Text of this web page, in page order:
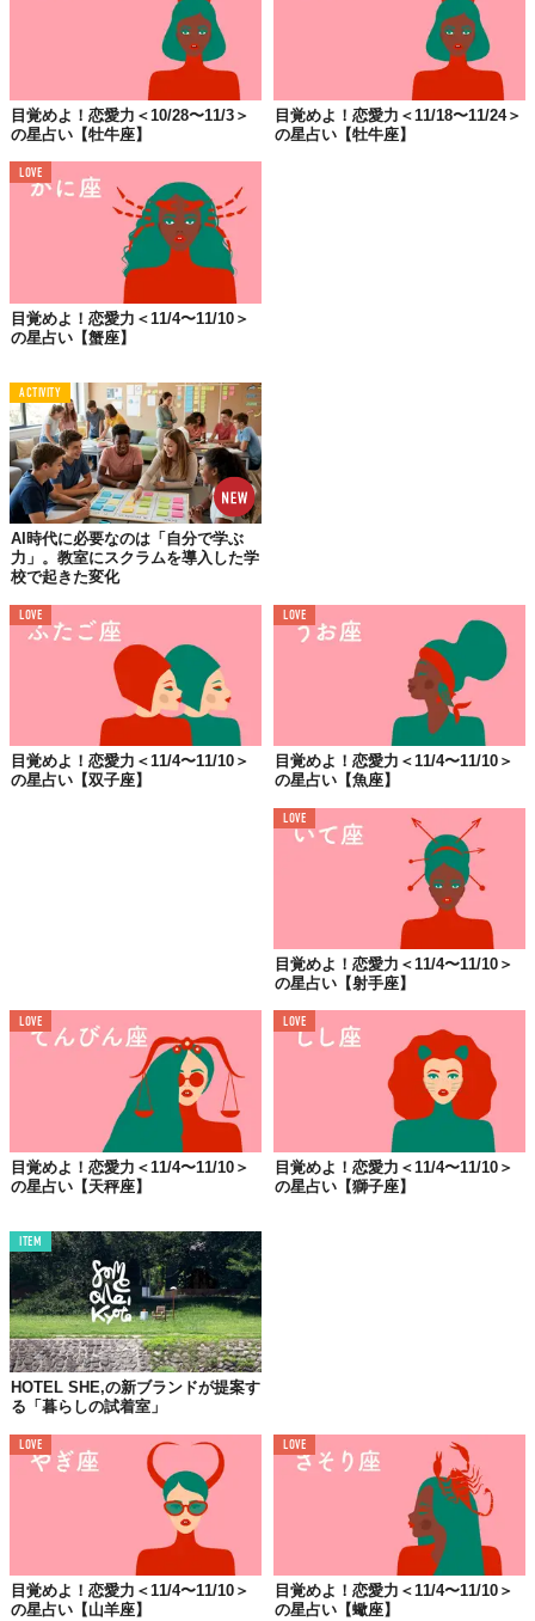
だ、自分の正しさを主張しすぎると、喧嘩も増えそう。そこだけ
、シングルさんは「好き」と言わなくても、その態度から
好意がお相手に伝わりそう。鈍感な方には「〇〇さんが恋人だっ
たら、嬉しいな」くらい、わかりやすい発言をするとよさそう。
カップルさんはグッと仲が深まるとき。本音でモノを言いやすく
なるでしょう。ただ、そこからケンカにもなりがち。大変だけ
ど、それもまた仲よしになるために必要な
、シングルさんは
「もしかして、この人、僕のことが好き
なのかな？」って思っちゃうようなことがあるかもしれません。
そこで調子に乗って、意地悪するのはいただけません。その方を
好きになれないならなれないで、失礼な態度はとらないこと。カ
いてしまうかも。そんなことがあ
やめてもらっていいかな？」と礼儀正しく伝えましょう。
■仕事・全体運
絶対にモノにしたい案件があるなら、なんでも正直に話しすぎ
ず、言っていいこと悪いこと、得になることならないことを区別
しながら、お相手を説得すること。
お心添えはこちらの方から
る強運！美女になる方法』（文藝春秋社刊）。『VOGUE
JAPAN』WEBサイトにて「元ホステス・藤島佑雪が教え
る開運↑美女になる方法」、『an・an web』にてお悩み相
談「クラブ佑雪」連載中。「coconala」にてメールでの鑑
定が大人気！Clubhouseでもときどきルームやってます。
LINE占い（アプリをダウンロードしてね！）もやってま
から。
Clubhouse: ＠yousetsu
Instagram：yousetsu.fujishima
🔯 意中のアノ人の今週は？ 🔯
iStock.com/art-skvortsova
TABI LABO
この世界は、もっと広いはずだ。
目覚めよ！恋愛力＜10/28〜11/3＞
の星占い【牡牛座】
目覚めよ！恋愛力＜11/18〜11/24＞
の星占い【牡牛座】
LOVE
目覚めよ！恋愛力＜11/4〜11/10＞
の星占い【蟹座】
ACTIVITY
AI時代に必要なのは「自分で学ぶ
力」。教室にスクラムを導入した学
校で起きた変化
LOVE
目覚めよ！恋愛力＜11/4〜11/10＞
の星占い【双子座】
LOVE
目覚めよ！恋愛力＜11/4〜11/10＞
の星占い【魚座】
LOVE
目覚めよ！恋愛力＜11/4〜11/10＞
の星占い【射手座】
LOVE
目覚めよ！恋愛力＜11/4〜11/10＞
の星占い【天秤座】
LOVE
目覚めよ！恋愛力＜11/4〜11/10＞
の星占い【獅子座】
ITEM
HOTEL SHE,の新ブランドが提案す
る「暮らしの試着室」
LOVE
目覚めよ！恋愛力＜11/4〜11/10＞
の星占い【山羊座】
LOVE
目覚めよ！恋愛力＜11/4〜11/10＞
の星占い【蠍座】